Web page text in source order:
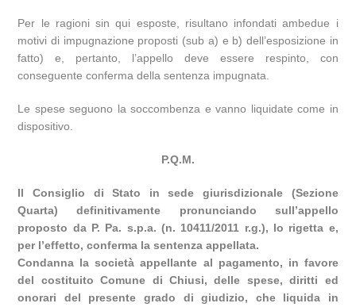
Per le ragioni sin qui esposte, risultano infondati ambedue i
motivi di impugnazione proposti (sub a) e b) dell’esposizione in
fatto) e, pertanto, l’appello deve essere respinto, con
conseguente conferma della sentenza impugnata.
Le spese seguono la soccombenza e vanno liquidate come in
dispositivo.
P.Q.M.
Il Consiglio di Stato in sede giurisdizionale (Sezione
Quarta) definitivamente pronunciando sull’appello
proposto da P. Pa. s.p.a. (n. 10411/2011 r.g.), lo rigetta e,
per l’effetto, conferma la sentenza appellata.
Condanna la società appellante al pagamento, in favore
del costituito Comune di Chiusi, delle spese, diritti ed
onorari del presente grado di giudizio, che liquida in